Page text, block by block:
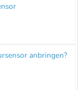
anbringen?